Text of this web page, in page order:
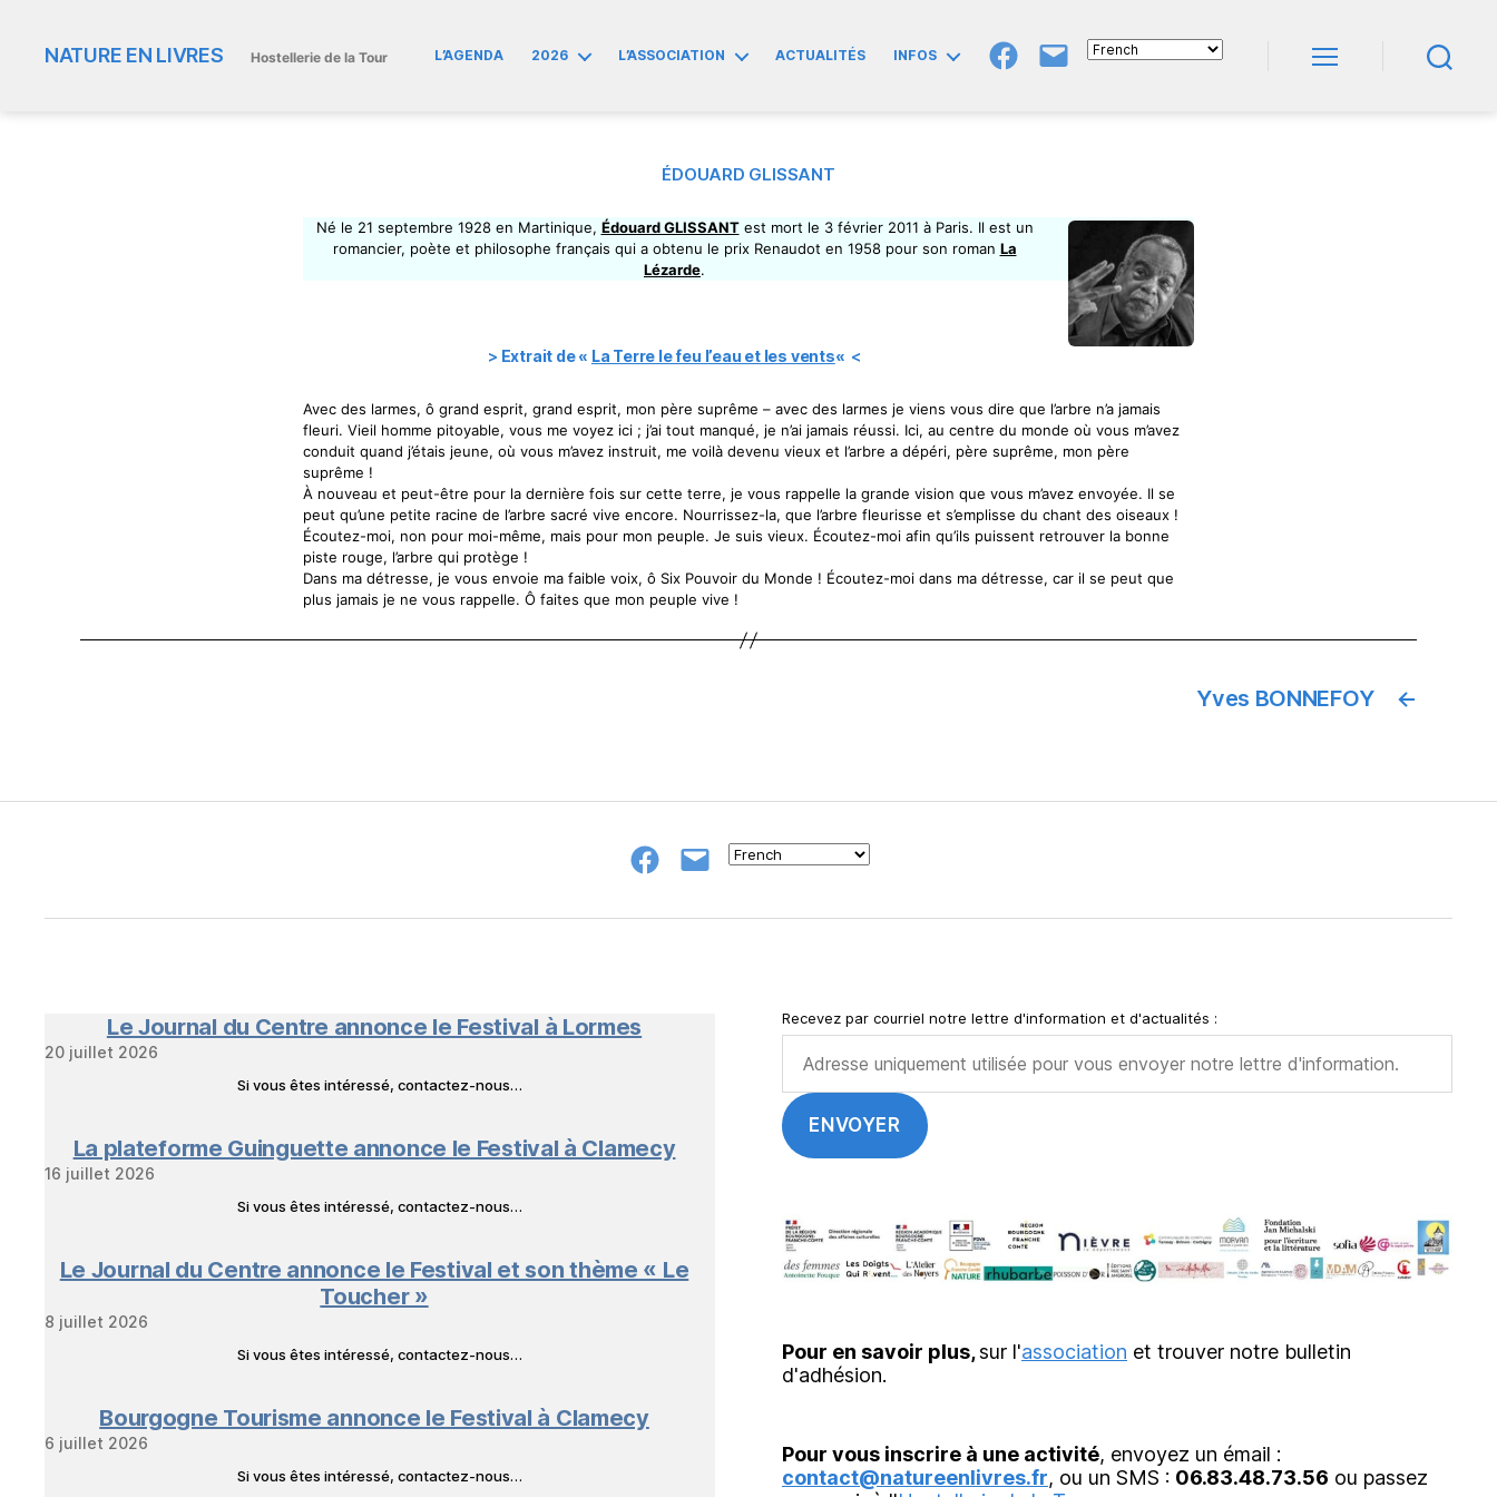
NATURE EN LIVRES Hostellerie de la Tour L’AGENDA 2026 L’ASSOCIATION ACTUALITÉS INFOS
GroupeE-
ÉDOUARD GLISSANT
Né le 21 septembre 1928 en Martinique, Édouard GLISSANTest mort le 3 février 2011 à Paris. Il est un
romancier, poète et philosophe français qui a obtenu le prix Renaudot en 1958 pour son roman La
Lézarde.
> Extrait de « La Terre le feu l’eau et les vents« <
Avec des larmes, ô grand esprit, grand esprit, mon père suprême – avec des larmes je viens vous dire que l’arbre n’a jamais
fleuri. Vieil homme pitoyable, vous me voyez ici ; j’ai tout manqué, je n’ai jamais réussi. Ici, au centre du monde où vous m’avez
conduit quand j’étais jeune, où vous m’avez instruit, me voilà devenu vieux et l’arbre a dépéri, père suprême, mon père
suprême !
À nouveau et peut-être pour la dernière fois sur cette terre, je vous rappelle la grande vision que vous m’avez envoyée. Il se
peut qu’une petite racine de l’arbre sacré vive encore. Nourrissez-la, que l’arbre fleurisse et s’emplisse du chant des oiseaux !
Écoutez-moi, non pour moi-même, mais pour mon peuple. Je suis vieux. Écoutez-moi afin qu’ils puissent retrouver la bonne
piste rouge, l’arbre qui protège !
Dans ma détresse, je vous envoie ma faible voix, ô Six Pouvoir du Monde ! Écoutez-moi dans ma détresse, car il se peut que
plus jamais je ne vous rappelle. Ô faites que mon peuple vive !
←
Yves BONNEFOY
GroupeE-
Le Journal du Centre annonce le Festival à Lormes
20 juillet 2026
Si vous êtes intéressé, contactez-nous…
La plateforme Guinguette annonce le Festival à Clamecy
16 juillet 2026
Si vous êtes intéressé, contactez-nous…
Le Journal du Centre annonce le Festival et son thème « Le
Toucher »
8 juillet 2026
Si vous êtes intéressé, contactez-nous…
Bourgogne Tourisme annonce le Festival à Clamecy
6 juillet 2026
Si vous êtes intéressé, contactez-nous…
Recevez par courriel notre lettre d'information et d'actualités :
Pour en savoir plus,sur l'association et trouver notre bulletin
d'adhésion.
Pour vous inscrire à une activité, envoyez un émail :
contact@natureenlivres.fr, ou un SMS : 06.83.48.73.56 ou passez